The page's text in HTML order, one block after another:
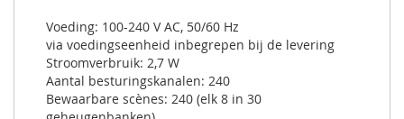
Voeding: 100-240 V AC, 50/60 Hz
via voedingseenheid inbegrepen bij de levering
Stroomverbruik: 2,7 W
Aantal besturingskanalen: 240
Bewaarbare scènes: 240 (elk 8 in 30